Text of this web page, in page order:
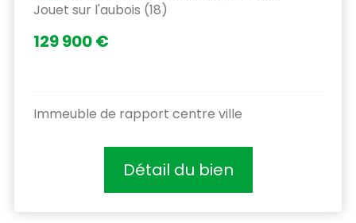
Jouet sur l'aubois (18)
129 900 €
Immeuble de rapport centre ville
Détail du bien